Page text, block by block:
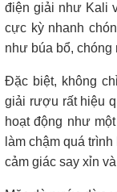
điện giải như Kali
cực kỳ nhanh
như búa bổ, chóng
Đặc biệt, không
giải rượu rất hiệu
hoạt động như
làm chậm quá
cảm giác say xỉn